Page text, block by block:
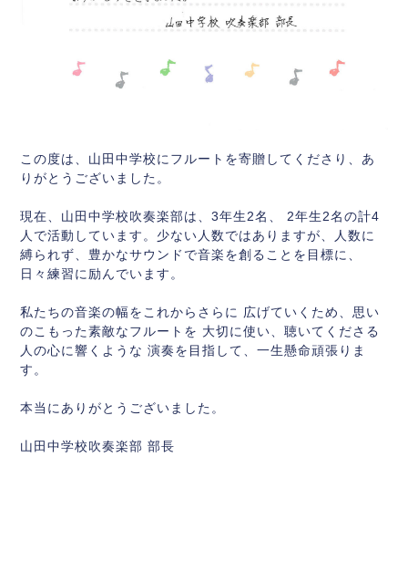
この度は、山田中学校にフルートを寄贈してくださり、あ
りがとうございました。
現在、山田中学校吹奏楽部は、3年生2名、 2年生2名の計4
人で活動しています。少ない人数ではありますが、人数に
縛られず、豊かなサウンドで音楽を創ることを目標に、
日々練習に励んでいます。
私たちの音楽の幅をこれからさらに 広げていくため、思い
のこもった素敵なフルートを 大切に使い、聴いてくださる
人の心に響くような 演奏を目指して、一生懸命頑張りま
す。
本当にありがとうございました。
山田中学校吹奏楽部 部長